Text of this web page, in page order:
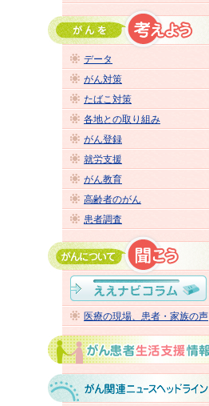
データ
がん対策
たばこ対策
各地との取り組み
がん登録
就労支援
がん教育
高齢者のがん
患者調査
医療の現場、患者・家族の声